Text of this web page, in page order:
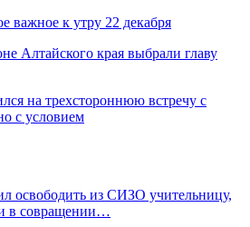
важное к утру 22 декабря
Алтайского края выбрали главу
на трехстороннюю встречу с
с условием
освободить из СИЗО учительницу,
в совращении…